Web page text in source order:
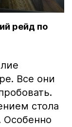
рейд по
Все они
стола
Особенно